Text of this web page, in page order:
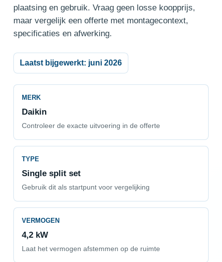
plaatsing en gebruik. Vraag geen losse koopprijs,
maar vergelijk een offerte met montagecontext,
specificaties en afwerking.
Laatst bijgewerkt: juni 2026
MERK
Daikin
Controleer de exacte uitvoering in de offerte
TYPE
Single split set
Gebruik dit als startpunt voor vergelijking
VERMOGEN
4,2 kW
Laat het vermogen afstemmen op de ruimte